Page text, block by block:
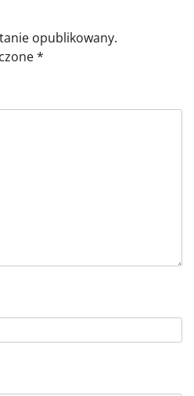
opublikowany.
*